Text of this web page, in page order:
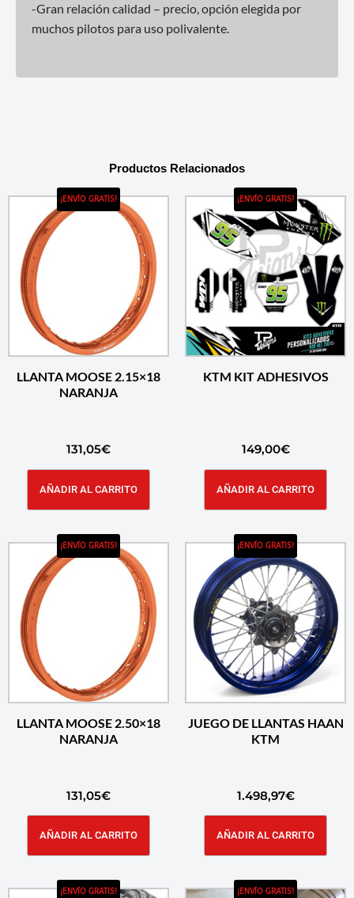
-Gran relación calidad – precio, opción elegida por
muchos pilotos para uso polivalente.
Productos Relacionados
¡ENVÍO GRATIS!
LLANTA MOOSE 2.15×18
NARANJA
131,05€
AÑADIR AL CARRITO
¡ENVÍO GRATIS!
KTM KIT ADHESIVOS
149,00€
AÑADIR AL CARRITO
¡ENVÍO GRATIS!
LLANTA MOOSE 2.50×18
NARANJA
131,05€
AÑADIR AL CARRITO
¡ENVÍO GRATIS!
JUEGO DE LLANTAS HAAN
KTM
1.498,97€
AÑADIR AL CARRITO
¡ENVÍO GRATIS! ¡ENVÍO GRATIS!